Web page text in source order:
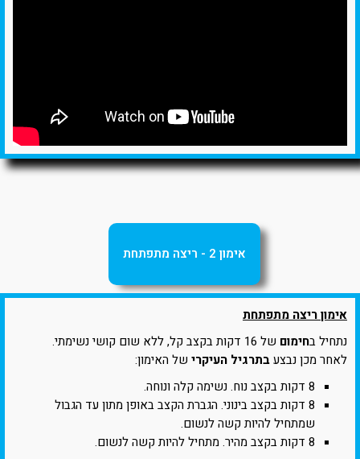
אימון 2 - ריצה מתפתחת
אימון ריצה מתפתחת
נתחיל בחימום של 16 דקות בקצב קל, ללא שום קושי נשימתי.
לאחר מכן נבצעבתרגיל העיקרי של האימון:
8 דקות בקצב נוח. נשימה קלה ונוחה.
8 דקות בקצב בינוני. הגברת הקצב באופן מתון עד הגבול
שמתחיל להיות קשה לנשום.
8 דקות בקצב מהיר. מתחיל להיות קשה לנשום.